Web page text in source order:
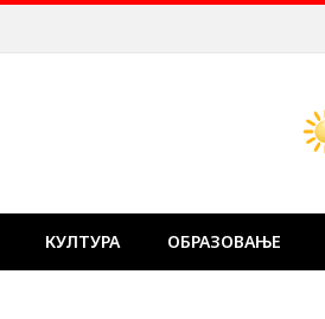
КУЛТУРА ОБРАЗОВАЊЕ